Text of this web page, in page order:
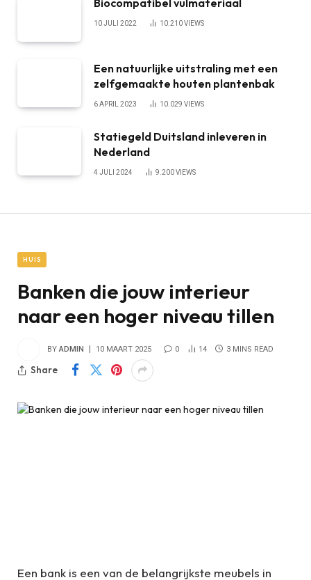
10 JULI 2022 10.210VIEWS
Een natuurlijke uitstraling met een
zelfgemaakte houten plantenbak
6 APRIL 2023 10.029 VIEWS
Statiegeld Duitsland inleveren in
Nederland
4 JULI 2024 9.200VIEWS
HUIS
Banken die jouw interieur
naar een hoger niveau tillen
BY ADMIN 10 MAART 2025 0 14 3 MINS READ
Share
Een bank is een van de belangrijkste meubels in